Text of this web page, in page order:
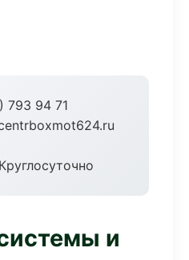
793 94 71
Круглосуточно
и